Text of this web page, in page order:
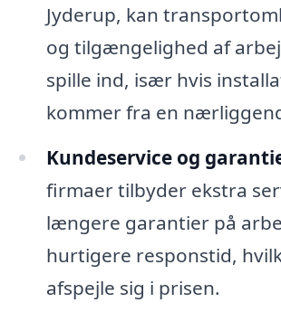
Jyderup, kan
og tilgængelighed af
spille ind, især hvis
kommer fra en
Kundeservice og
firmaer tilbyder ekstra
længere garantier på
hurtigere responstid,
afspejle sig i prisen.